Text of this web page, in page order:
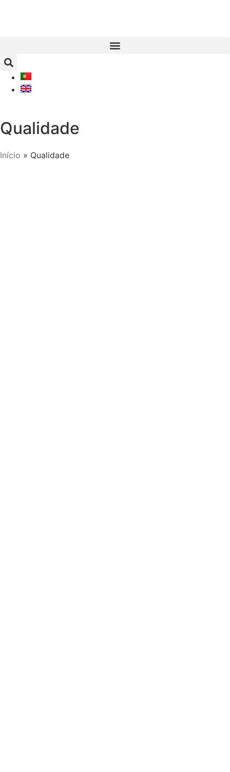
Qualidade
Início » Qualidade